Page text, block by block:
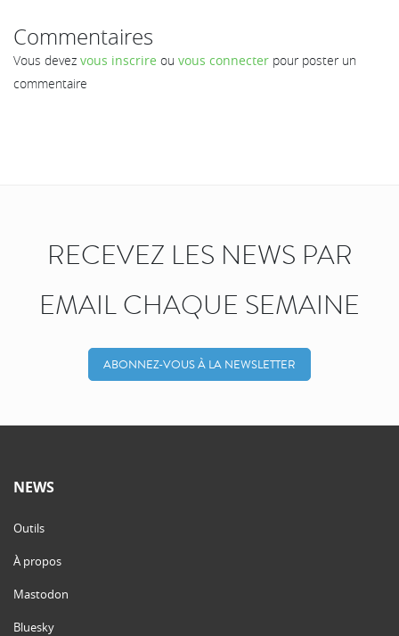
Commentaires
Vous devez vous inscrire ou vous connecter pour poster un
commentaire
RECEVEZ LES NEWS PAR
EMAIL CHAQUE SEMAINE
ABONNEZ-VOUS À LA NEWSLETTER
NEWS
Outils
À propos
Mastodon
Bluesky